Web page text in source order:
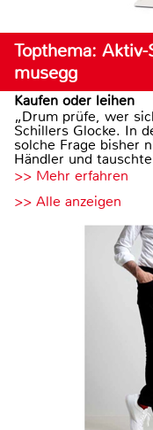
Topthema: Aktiv-
musegg
Kaufen oder leihen
„Drum prüfe, wer
Schillers Glocke. In
solche Frage bisher
Händler und
>> Mehr erfahren
>> Alle anzeigen